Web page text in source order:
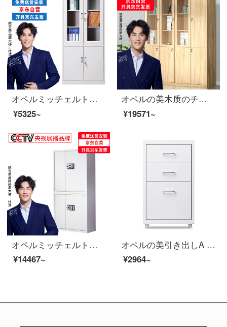
オペルミッチェルトオフィスキャビネット鋼製の鉄の皮のキャビネットの資料棚のアーカイブキャビネットの大きい器械のチェーストの厚いお金
¥5325~
オペルの美木质のチェーストのファイルキャビネットの床につく式の资料のキャビネットの在库の板式の书棚の现代の简约の金の4つの书棚の1600*400*2000
¥19571~
オペルミッチェルト電子チェイサー金庫のパスワードボックスをダブルクリックします。
¥14467~
オペルの美引き出しA 4ファイルの低いキャビネットの事務室の物の3階の斗の収納棚の白色
¥2964~